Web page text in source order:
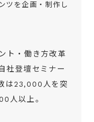
ツを企画・制作し
ト・働き方改革
社登壇セミナー
は23,000人を突
人以上。